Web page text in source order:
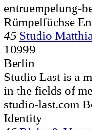
entruempelung-
Rümpelfüchse
45 Studio
10999
Berlin
Studio Last is a
in the fields of
studio-last.com
Identity